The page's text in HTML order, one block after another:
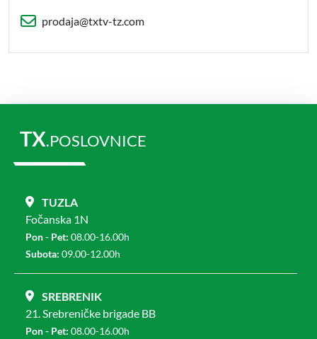
prodaja@txtv-tz.com
TX.POSLOVNICE
TUZLA
Fočanska 1N
Pon - Pet: 08.00-16.00h
Subota: 09.00-12.00h
SREBRENIK
21. Srebreničke brigade BB
Pon - Pet: 08.00-16.00h